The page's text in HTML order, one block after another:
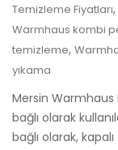
Temizleme Fiyatları,
Warmhaus kombi
temizleme,
yıkama
Mersin Warmhaus
bağlı olarak
bağlı olarak,